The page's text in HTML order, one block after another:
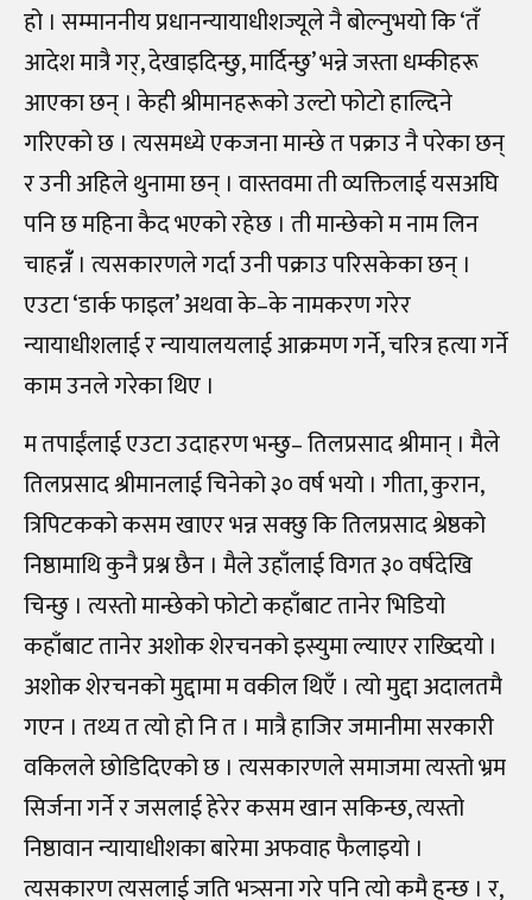
हो । सम्माननीय प्रधानन्यायाधीशज्यूले नै बोल्नुभयो कि ‘तँ
आदेश मात्रै गर्, देखाइदिन्छु, मार्दिन्छु’ भन्ने जस्ता धम्कीहरू
आएका छन् । केही श्रीमानहरूको उल्टो फोटो हाल्दिने
गरिएको छ । त्यसमध्ये एकजना मान्छे त पक्राउ नै परेका छन्
र उनी अहिले थुनामा छन् । वास्तवमा ती व्यक्तिलाई यसअघि
पनि छ महिना कैद भएको रहेछ । ती मान्छेको म नाम लिन
चाहन्नँँ । त्यसकारणले गर्दा उनी पक्राउ परिसकेका छन् ।
एउटा ‘डार्क फाइल’ अथवा के–के नामकरण गरेर
न्यायाधीशलाई र न्यायालयलाई आक्रमण गर्ने, चरित्र हत्या गर्ने
काम उनले गरेका थिए ।
म तपाईंलाई एउटा उदाहरण भन्छु–तिलप्रसाद श्रीमान् । मैले
तिलप्रसाद श्रीमानलाई चिनेको ३० वर्ष भयो । गीता, कुरान,
त्रिपिटकको कसम खाएर भन्न सक्छु कि तिलप्रसाद श्रेष्ठको
निष्ठामाथि कुनै प्रश्न छैन । मैले उहाँलाई विगत ३० वर्षदेखि
चिन्छु । त्यस्तो मान्छेको फोटो कहाँबाट तानेर भिडियो
कहाँबाट तानेर अशोक शेरचनको इस्युमा ल्याएर राख्दियो ।
अशोक शेरचनको मुद्दामा म वकील थिएँ । त्यो मुद्दा अदालतमै
गएन । तथ्य त त्यो हो नि त । मात्रै हाजिर जमानीमा सरकारी
वकिलले छोडिदिएको छ । त्यसकारणले समाजमा त्यस्तो भ्रम
सिर्जना गर्ने र जसलाई हेरेर कसम खान सकिन्छ, त्यस्तो
निष्ठावान न्यायाधीशका बारेमा अफवाह फैलाइयो ।
त्यसकारण त्यसलाई जति भत्र्सना गरे पनि त्यो कमै हुन्छ । र,